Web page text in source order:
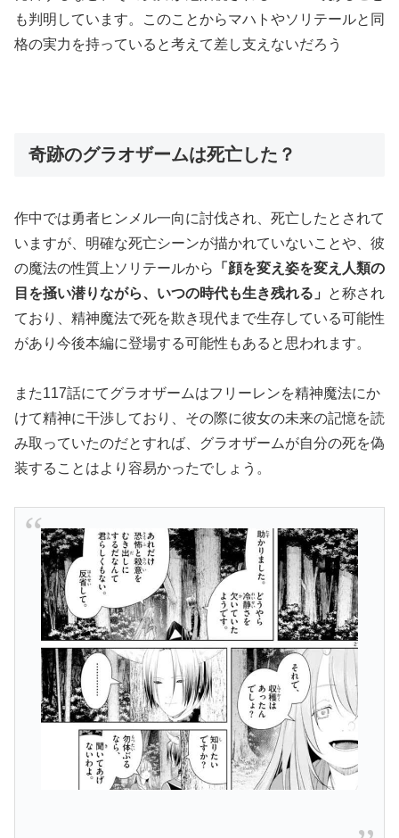
も判明しています。このことからマハトやソリテールと同
格の実力を持っていると考えて差し支えないだろう
奇跡のグラオザームは死亡した？
作中では勇者ヒンメル一向に討伐され、死亡したとされて
いますが、明確な死亡シーンが描かれていないことや、彼
の魔法の性質上ソリテールから
「顔を変え姿を変え人類の
目を掻い潜りながら、いつの時代も生き残れる」
と称され
ており、精神魔法で死を欺き現代まで生存している可能性
があり今後本編に登場する可能性もあると思われます。
また117話にてグラオザームはフリーレンを精神魔法にか
けて精神に干渉しており、その際に彼女の未来の記憶を読
み取っていたのだとすれば、グラオザームが自分の死を偽
装することはより容易かったでしょう。